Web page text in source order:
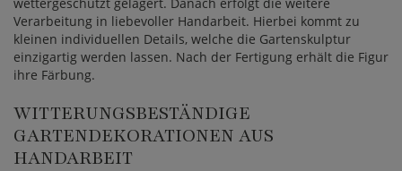
Verarbeitung in liebevoller Handarbeit. Hierbei kommt zu
kleinen individuellen Details, welche die Gartenskulptur
einzigartig werden lassen. Nach der Fertigung erhält die Figur
ihre Färbung.
WITTERUNGSBESTÄNDIGE
GARTENDEKORATIONEN AUS
HANDARBEIT